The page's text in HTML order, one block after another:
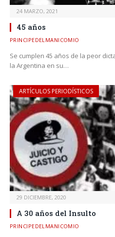
24 MARZO, 2021
45 años
PRINCIPEDELMANICOMIO
Se cumplen 45 años de la peor
la Argentina en su…
ARTÍCULOS PERIODÍSTICOS
29 DICIEMBRE, 2020
A 30 años del Insulto
PRINCIPEDELMANICOMIO